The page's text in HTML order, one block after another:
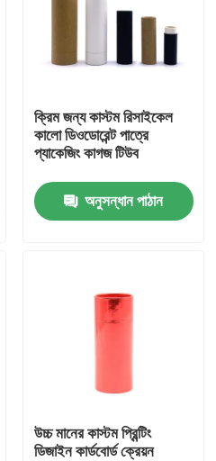
ক্রিম জন্য কাস্টম রিসাইকেল
কালো ডিওডোরেন্ট পাত্রে
প্যাকেজিং কাগজ টিউব
অনুসন্ধান পাঠান
উচ্চ মানের কাস্টম প্রিন্টিং
ডিজাইন কার্ডবোর্ড ক্রেয়ন